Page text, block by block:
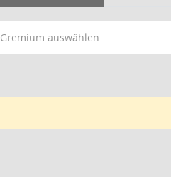
Gremium auswählen